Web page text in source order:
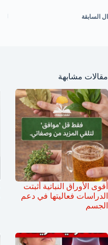
ال السابقة
مقالات مشابهة
أقوى الأوراق النباتية أثبتت
الدراسات فعاليتها في دعم
الجسم